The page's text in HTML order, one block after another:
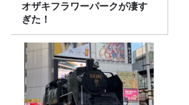
オザキフラワーパークが凄す
ぎた！